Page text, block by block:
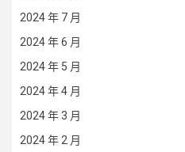
2024 年 7 月
2024 年 6 月
2024 年 5 月
2024 年 4 月
2024 年 3 月
2024 年 2 月